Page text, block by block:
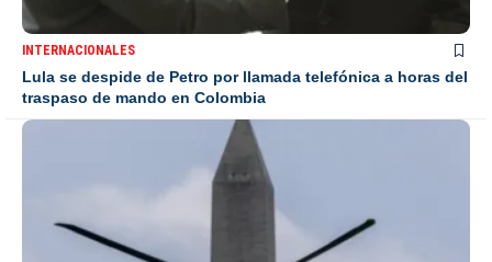
INTERNACIONALES
Lula se despide de Petro por llamada telefónica a horas del
traspaso de mando en Colombia